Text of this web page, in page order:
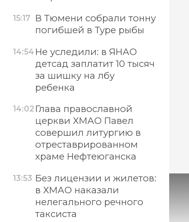
15:17 В Тюмени собрали тонну
погибшей в Туре рыбы
14:54 Не уследили: в ЯНАО
детсад заплатит 10 тысяч
за шишку на лбу
ребенка
14:02 Глава православной
церкви ХМАО Павел
совершил литургию в
отреставрированном
храме Нефтеюганска
13:53 Без лицензии и жилетов:
в ХМАО наказали
нелегального речного
таксиста